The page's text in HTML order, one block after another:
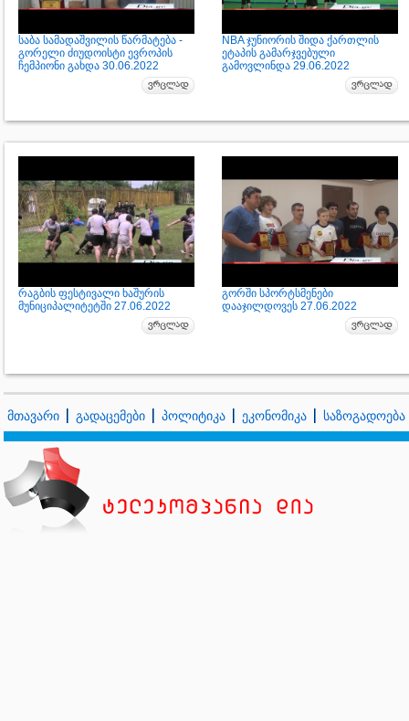
საბა სამადაშვილის წარმატება -
გორელი ძიუდოისტი ევროპის
ჩემპიონი გახდა 30.06.2022
NBA ჯუნიორის შიდა ქართლის
ეტაპის გამარჯვებული
გამოვლინდა 29.06.2022
რაგბის ფესტივალი ხაშურის
მუნიციპალიტეტში 27.06.2022
გორში სპორტსმენები
დააჯილდოვეს 27.06.2022
მთავარი გადაცემები პოლიტიკა ეკონომიკა საზოგადოება